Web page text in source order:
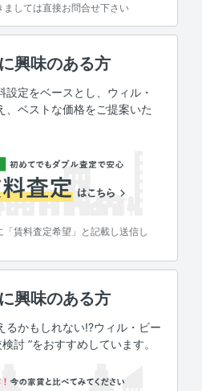
しては直接お問合せ下さい
に興味のある方
設定をベースとし、ウィル・
、ベストな価格をご提案いた
賃料査定希望」と記載し送信し
に興味のある方
るかもしれない!?ウィル・ビー
討 ”をおすすめしています。